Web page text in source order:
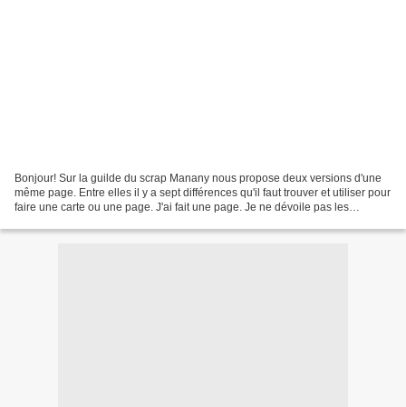
Bonjour! Sur la guilde du scrap Manany nous propose deux versions d'une
même page. Entre elles il y a sept différences qu'il faut trouver et utiliser pour
faire une carte ou une page. J'ai fait une page. Je ne dévoile pas les